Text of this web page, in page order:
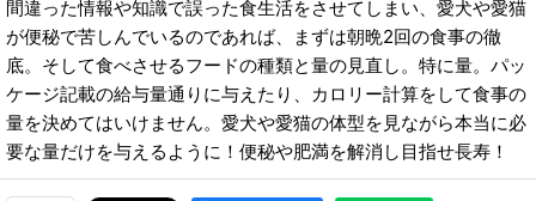
間違った情報や知識で誤った食生活をさせてしまい、愛犬や愛猫
が便秘で苦しんでいるのであれば、まずは朝晩2回の食事の徹
底。そして食べさせるフードの種類と量の見直し。特に量。パッ
ケージ記載の給与量通りに与えたり、カロリー計算をして食事の
量を決めてはいけません。愛犬や愛猫の体型を見ながら本当に必
要な量だけを与えるように！便秘や肥満を解消し目指せ長寿！